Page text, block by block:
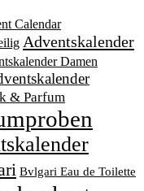
Calendar
Adventskalender
Damen
& Parfum
Bvlgari Eau de Toilette